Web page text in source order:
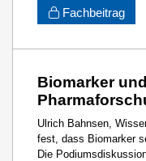
Fachbeitrag
Biomarker
Ulrich Bahnsen,
fest, dass Biomarker
Die